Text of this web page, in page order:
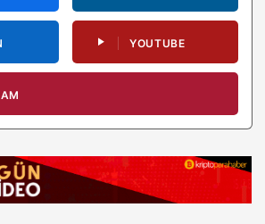
YOUTUBE